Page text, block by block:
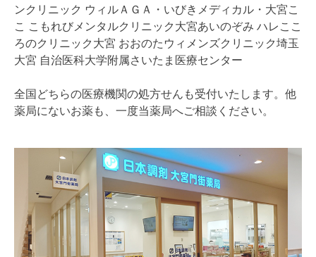
ンクリニック ウィルＡＧＡ・いびきメディカル・大宮こ
こ こもれびメンタルクリニック大宮あいのぞみ ハレここ
ろのクリニック大宮 おおのたウィメンズクリニック埼玉
大宮 自治医科大学附属さいたま医療センター
全国どちらの医療機関の処方せんも受付いたします。他
薬局にないお薬も、一度当薬局へご相談ください。